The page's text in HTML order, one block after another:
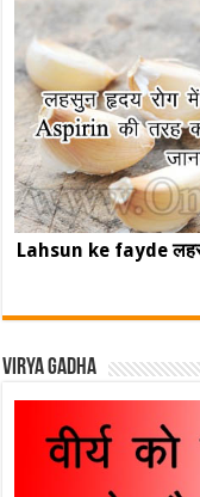
Lahsun ke fayde
Virya Gadha